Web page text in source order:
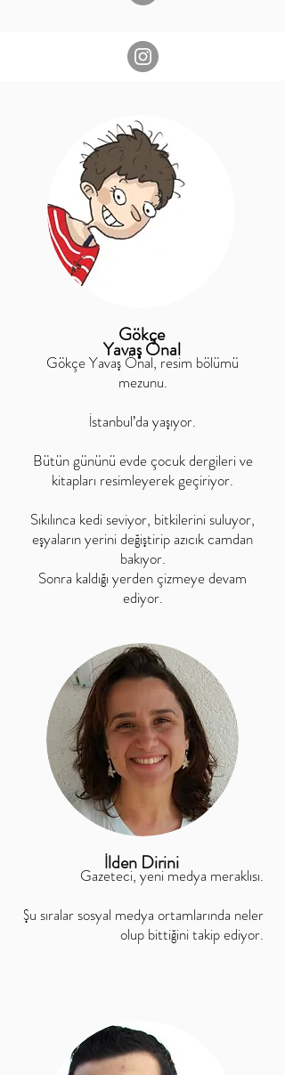
Gökçe
Yavaş Önal
Gökçe Yavaş Önal, resim bölümü
mezunu.
İstanbul’da yaşıyor.
Bütün gününü evde çocuk dergileri ve
kitapları resimleyerek geçiriyor.
Sıkılınca kedi seviyor, bitkilerini suluyor,
eşyaların yerini değiştirip azıcık camdan
bakıyor.
Sonra kaldığı yerden çizmeye devam
ediyor.
İlden Dirini
Gazeteci, yeni medya meraklısı.
Şu sıralar sosyal medya ortamlarında neler
olup bittiğini takip ediyor.